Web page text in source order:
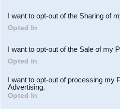
Downstream Participants
third parties.
I want to opt-out of the Sharing of
Opted In
I want to opt-out of the Sale of my
Opted In
I want to opt-out of processing my
Advertising.
Opted In